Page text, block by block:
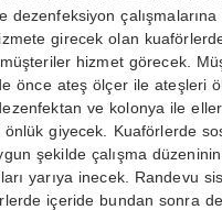
dezenfeksiyon çalışmalarına
girecek olan
hizmet görecek.
önce ateş ölçer ile ateşleri
ve kolonya ile
önlük giyecek. Kuaförlerde
şekilde çalışma
yarıya inecek. Randevu
içeride bundan sonra